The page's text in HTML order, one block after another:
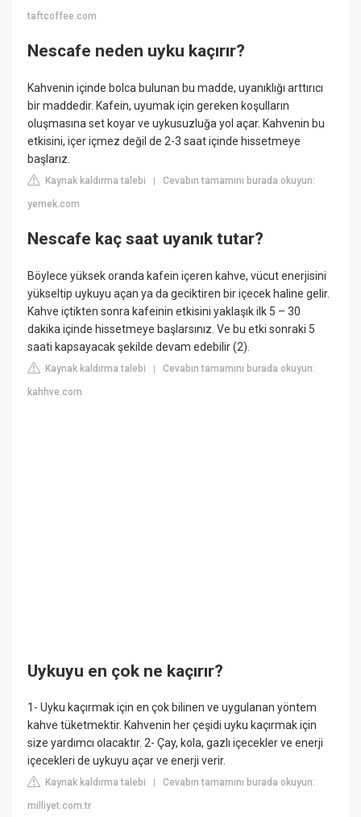
taftcoffee.com
Nescafe neden uyku kaçırır?
Kahvenin içinde bolca bulunan bu madde, uyanıklığı arttırıcı
bir maddedir. Kafein, uyumak için gereken koşulların
oluşmasına set koyar ve uykusuzluğa yol açar. Kahvenin bu
etkisini, içer içmez değil de 2-3 saat içinde hissetmeye
başlarız.
Kaynak kaldırma talebi |Cevabın tamamını burada okuyun:
yemek.com
Nescafe kaç saat uyanık tutar?
Böylece yüksek oranda kafein içeren kahve, vücut enerjisini
yükseltip uykuyu açan ya da geciktiren bir içecek haline gelir.
Kahve içtikten sonra kafeinin etkisini yaklaşık ilk 5 – 30
dakika içinde hissetmeye başlarsınız. Ve bu etki sonraki 5
saati kapsayacak şekilde devam edebilir (2).
Kaynak kaldırma talebi |Cevabın tamamını burada okuyun:
kahhve.com
Uykuyu en çok ne kaçırır?
1- Uyku kaçırmak için en çok bilinen ve uygulanan yöntem
kahve tüketmektir. Kahvenin her çeşidi uyku kaçırmak için
size yardımcı olacaktır. 2- Çay, kola, gazlı içecekler ve enerji
içecekleri de uykuyu açar ve enerji verir.
Kaynak kaldırma talebi |Cevabın tamamını burada okuyun:
milliyet.com.tr